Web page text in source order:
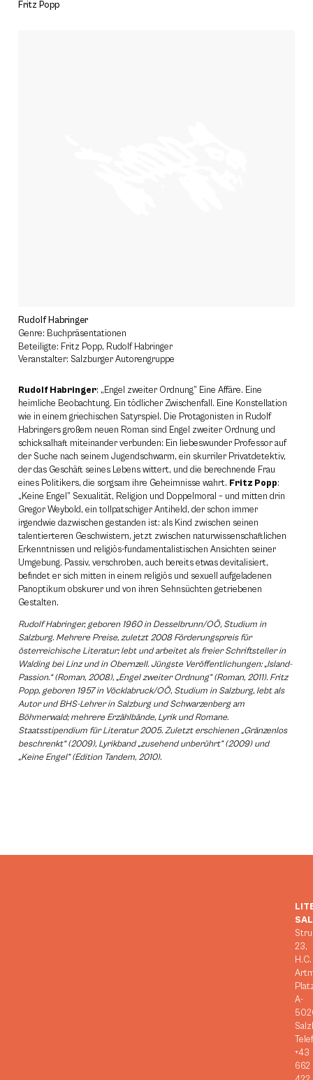
Fritz Popp
Rudolf Habringer
Genre: Buchpräsentationen
Beteiligte: Fritz Popp, Rudolf Habringer
Veranstalter: Salzburger Autorengruppe
Rudolf Habringer: „Engel zweiter Ordnung” Eine Affäre. Eine
heimliche Beobachtung. Ein tödlicher Zwischenfall. Eine Konstellation
wie in einem griechischen Satyrspiel. Die Protagonisten in Rudolf
Habringers großem neuen Roman sind Engel zweiter Ordnung und
schicksalhaft miteinander verbunden: Ein liebeswunder Professor auf
der Suche nach seinem Jugendschwarm, ein skurriler Privatdetektiv,
der das Geschäft seines Lebens wittert, und die berechnende Frau
eines Politikers, die sorgsam ihre Geheimnisse wahrt. Fritz Popp:
„Keine Engel” Sexualität, Religion und Doppelmoral – und mitten drin
Gregor Weybold, ein tollpatschiger Antiheld, der schon immer
irgendwie dazwischen gestanden ist: als Kind zwischen seinen
talentierteren Geschwistern, jetzt zwischen naturwissenschaftlichen
Erkenntnissen und religiös-fundamentalistischen Ansichten seiner
Umgebung. Passiv, verschroben, auch bereits etwas devitalisiert,
befindet er sich mitten in einem religiös und sexuell aufgeladenen
Panoptikum obskurer und von ihren Sehnsüchten getriebenen
Gestalten.
Rudolf Habringer, geboren 1960 in Desselbrunn/OÖ, Studium in
Salzburg. Mehrere Preise, zuletzt 2008 Förderungspreis für
österreichische Literatur; lebt und arbeitet als freier Schriftsteller in
Walding bei Linz und in Obernzell. Jüngste Veröffentlichungen: „Island-
Passion.“ (Roman, 2008), „Engel zweiter Ordnung” (Roman, 2011). Fritz
Popp, geboren 1957 in Vöcklabruck/OÖ, Studium in Salzburg, lebt als
Autor und BHS-Lehrer in Salzburg und Schwarzenberg am
Böhmerwald; mehrere Erzählbände, Lyrik und Romane.
Staatsstipendium für Literatur 2005. Zuletzt erschienen „Gränzenlos
beschrenkt“ (2009), Lyrikband „zusehend unberührt” (2009) und
„Keine Engel” (Edition Tandem, 2010).
23,
H.C.
A-
+43
662